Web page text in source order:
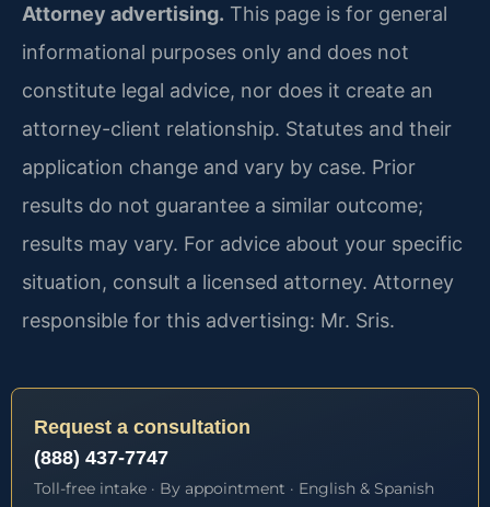
Attorney advertising. This page is for general
informational purposes only and does not
constitute legal advice, nor does it create an
attorney-client relationship. Statutes and their
application change and vary by case. Prior
results do not guarantee a similar outcome;
results may vary. For advice about your specific
situation, consult a licensed attorney. Attorney
responsible for this advertising: Mr. Sris.
Request a consultation
(888) 437-7747
Toll-free intake · By appointment · English & Spanish